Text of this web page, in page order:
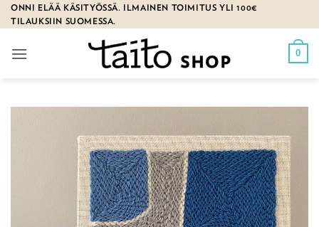
Skip
to
ONNI ELÄÄ KÄSITYÖSSÄ. ILMAINEN TOIMITUS YLI 100€
TILAUKSIIN SUOMESSA.
0